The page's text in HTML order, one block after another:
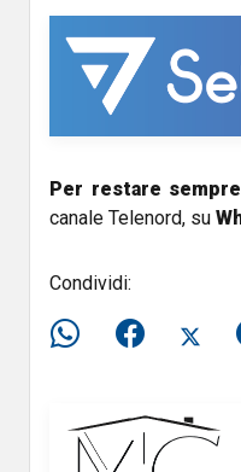
Per restare
canale Telenord, su
Condividi: